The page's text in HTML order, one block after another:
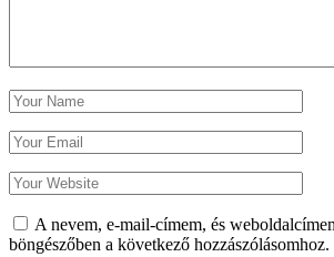
A nevem, e-mail-címem, és
böngészőben a következő hozzászólásomhoz.